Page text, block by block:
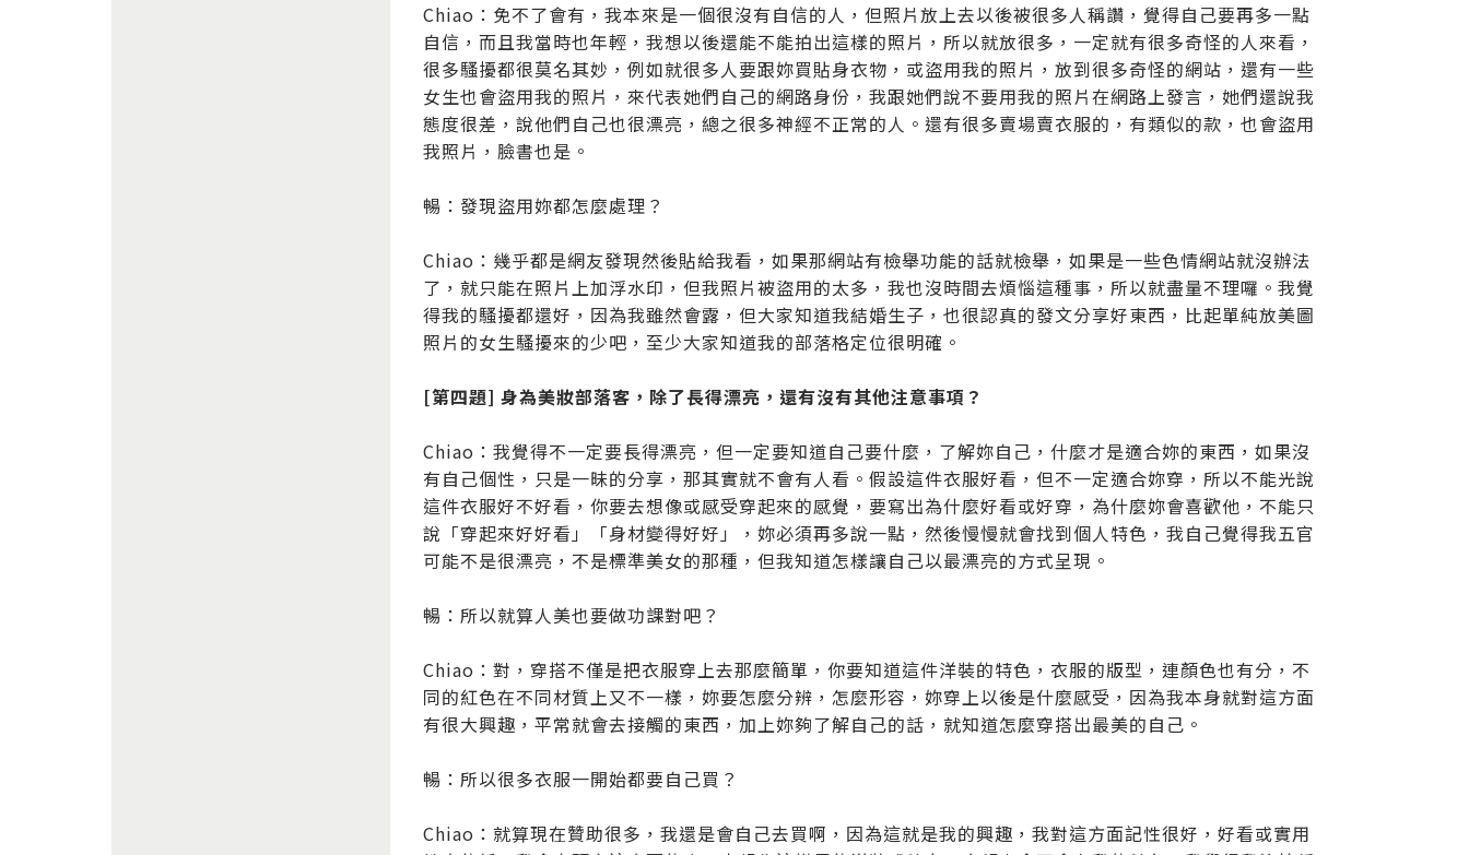
Chiao：免不了會有，我本來是一個很沒有自信的人，但照片放上去以後被很多人稱讚，覺得自己要再多一點
自信，而且我當時也年輕，我想以後還能不能拍出這樣的照片，所以就放很多，一定就有很多奇怪的人來看，
很多騷擾都很莫名其妙，例如就很多人要跟妳買貼身衣物，或盜用我的照片，放到很多奇怪的網站，還有一些
女生也會盜用我的照片，來代表她們自己的網路身份，我跟她們說不要用我的照片在網路上發言，她們還說我
態度很差，說他們自己也很漂亮，總之很多神經不正常的人。還有很多賣場賣衣服的，有類似的款，也會盜用
我照片，臉書也是。
暢：發現盜用妳都怎麼處理？
Chiao：幾乎都是網友發現然後貼給我看，如果那網站有檢舉功能的話就檢舉，如果是一些色情網站就沒辦法
了，就只能在照片上加浮水印，但我照片被盜用的太多，我也沒時間去煩惱這種事，所以就盡量不理囉。我覺
得我的騷擾都還好，因為我雖然會露，但大家知道我結婚生子，也很認真的發文分享好東西，比起單純放美圖
照片的女生騷擾來的少吧，至少大家知道我的部落格定位很明確。
[第四題] 身為美妝部落客，除了長得漂亮，還有沒有其他注意事項？
Chiao：我覺得不一定要長得漂亮，但一定要知道自己要什麼，了解妳自己，什麼才是適合妳的東西，如果沒
有自己個性，只是一昧的分享，那其實就不會有人看。假設這件衣服好看，但不一定適合妳穿，所以不能光說
這件衣服好不好看，你要去想像或感受穿起來的感覺，要寫出為什麼好看或好穿，為什麼妳會喜歡他，不能只
說「穿起來好好看」「身材變得好好」，妳必須再多說一點，然後慢慢就會找到個人特色，我自己覺得我五官
可能不是很漂亮，不是標準美女的那種，但我知道怎樣讓自己以最漂亮的方式呈現。
暢：所以就算人美也要做功課對吧？
Chiao：對，穿搭不僅是把衣服穿上去那麼簡單，你要知道這件洋裝的特色，衣服的版型，連顏色也有分，不
同的紅色在不同材質上又不一樣，妳要怎麼分辨，怎麼形容，妳穿上以後是什麼感受，因為我本身就對這方面
有很大興趣，平常就會去接觸的東西，加上妳夠了解自己的話，就知道怎麼穿搭出最美的自己。
暢：所以很多衣服一開始都要自己買？
Chiao：就算現在贊助很多，我還是會自己去買啊，因為這就是我的興趣，我對這方面記性很好，好看或實用